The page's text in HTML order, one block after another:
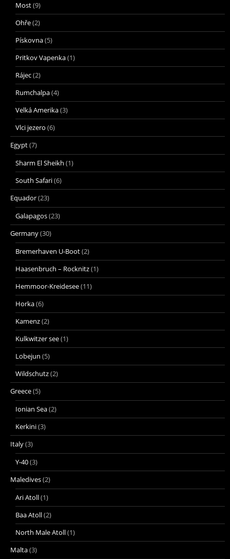
Most(9)
Ohře(2)
Pískovna(5)
Pritkov Vapenka(1)
Rájec(2)
Rumchalpa(4)
Velká Amerika(3)
Vlci jezero (6)
Egypt(7)
Sharm El Sheikh (1)
South Safari(6)
Equador(23)
Galapagos(23)
Germany(30)
Bremerhaven U-Boot(2)
Haasenbruch – Rocknitz(1)
Hemmoor-Kreidesee(11)
Horka(6)
Kamenz(2)
Kulkwitzer see(1)
Lobejun (5)
Wildschutz(2)
Greece(5)
Ionian Sea(2)
Kerkini(3)
Italy(3)
Y-40(3)
Maledives(2)
Ari Atoll(1)
Baa Atoll(2)
North Male Atoll(1)
Malta(3)